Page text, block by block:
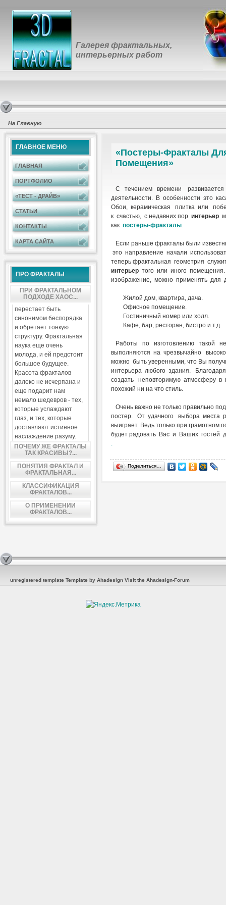
Галерея фрактальных,
интерьерных работ
На Главную
ГЛАВНОЕ МЕНЮ
ГЛАВНАЯ
ПОРТФОЛИО
«ТЕСТ - ДРАЙВ»
СТАТЬИ
КОНТАКТЫ
КАРТА САЙТА
ПРО ФРАКТАЛЫ
ПРИ ФРАКТАЛЬНОМ
ПОДХОДЕ ХАОС...
перестает быть
синонимом беспорядка
и обретает тонкую
структуру. Фрактальная
наука еще очень
молода, и ей предстоит
большое будущее.
Красота фракталов
далеко не исчерпана и
еще подарит нам
немало шедевров - тех,
которые услаждают
глаз, и тех, которые
доставляют истинное
наслаждение разуму.
ПОЧЕМУ ЖЕ ФРАКТАЛЫ
ТАК КРАСИВЫ?...
ПОНЯТИЯ ФРАКТАЛ И
ФРАКТАЛЬНАЯ...
КЛАССИФИКАЦИЯ
ФРАКТАЛОВ...
О ПРИМЕНЕНИИ
ФРАКТАЛОВ...
«Постеры-Фракталы
Помещения»
С течением времени развивается
деятельности. В особенности это
Обои, керамическая плитка или
к счастью, с недавних пор интерьер
как постеры-фракталы.
Если раньше фракталы были
это направление начали
теперь фрактальная геометрия
интерьер того или иного
изображение, можно применять для
Жилой дом, квартира, дача.
Офисное помещение.
Гостиничный номер или холл.
Кафе, бар, ресторан, бистро и т.д.
Работы по изготовлению такой
выполняются на чрезвычайно
можно быть уверенными, что Вы
интерьера любого здания.
создать неповторимую атмосферу
похожий ни на что стиль.
Очень важно не только правильно
постер. От удачного выбора места
выиграет. Ведь только при
будет радовать Вас и Ваших гостей
.
Поделиться…
unregistered template Template by Ahadesign Visit the Ahadesign-Forum